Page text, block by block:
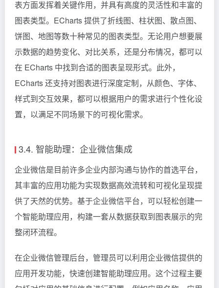
表方面发挥着关键作用，并具有高度的灵活性和丰富的
图表类型。ECharts 提供了折线图、柱状图、散点图、
饼图、地图等数十种常见的图表类型。无论用户想要展
示数据的趋势变化、对比关系，还是分布情况，都可以
在 ECharts 中找到合适的图表呈现形式。此外，
ECharts 还支持对图表进行深度定制，从颜色、字体、
样式到交互效果，都可以根据用户的需求进行个性化设
置，以满足不同场景下的可视化需求。
3.4. 智能助理：企业微信集成
企业微信是目前许多企业内部沟通与协作的首选平台，
其丰富的应用功能为实现数据高效流转和可视化呈现提
供了天然的优势。基于企业微信平台，可以轻松创建一
个智能助理应用，构建一套从数据获取到图表展示的完
整闭环流程。
在企业微信管理后台，管理员可以利用企业微信提供的
应用开发功能，快速创建智能助理应用。这个过程主要